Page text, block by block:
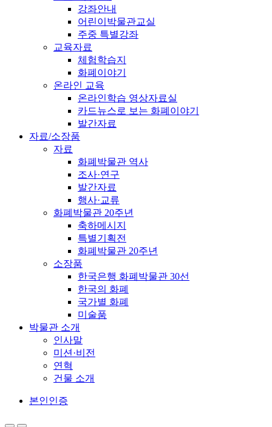
강좌안내
어린이박물관교실
주중 특별강좌
교육자료
체험학습지
화폐이야기
온라인 교육
온라인학습 영상자료실
카드뉴스로 보는 화폐이야기
발간자료
자료/소장품
자료
화폐박물관 역사
조사·연구
발간자료
행사·교류
화폐박물관 20주년
축하메시지
특별기획전
화폐박물관 20주년
소장품
한국은행 화폐박물관 30선
한국의 화폐
국가별 화폐
미술품
박물관 소개
인사말
미션·비전
연혁
건물 소개
본인인증